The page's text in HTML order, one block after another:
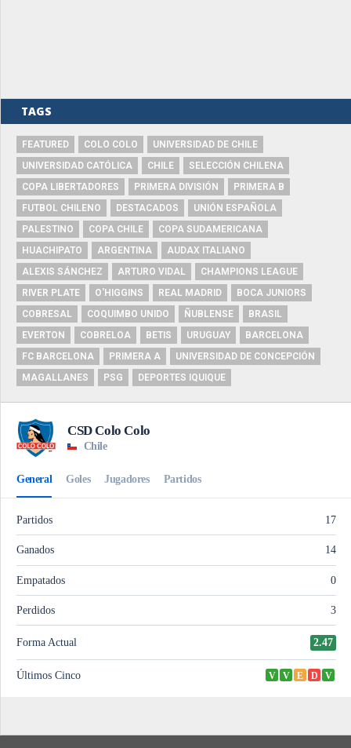
TAGS
FEATURED COLO COLO
UNIVERSIDAD DE CHILE
UNIVERSIDAD CATÓLICA
CHILE
SELECCIÓN CHILENA
COPA LIBERTADORES
PRIMERA DIVISIÓN
PRIMERA B
FUTBOL CHILENO
DESTACADOS
UNIÓN ESPAÑOLA
PALESTINO
COPA CHILE
COPA SUDAMERICANA
HUACHIPATO
ARGENTINA
AUDAX ITALIANO
ALEXIS SÁNCHEZ
ARTURO VIDAL
CHAMPIONS LEAGUE
RIVER PLATE
O'HIGGINS REAL MADRID
BOCA JUNIORS
COBRESAL
COQUIMBO UNIDO ÑUBLENSE
BRASIL
EVERTON
COBRELOA BETIS URUGUAY
BARCELONA
FC BARCELONA
PRIMERA A
UNIVERSIDAD DE CONCEPCIÓN
MAGALLANES
PSG DEPORTES IQUIQUE